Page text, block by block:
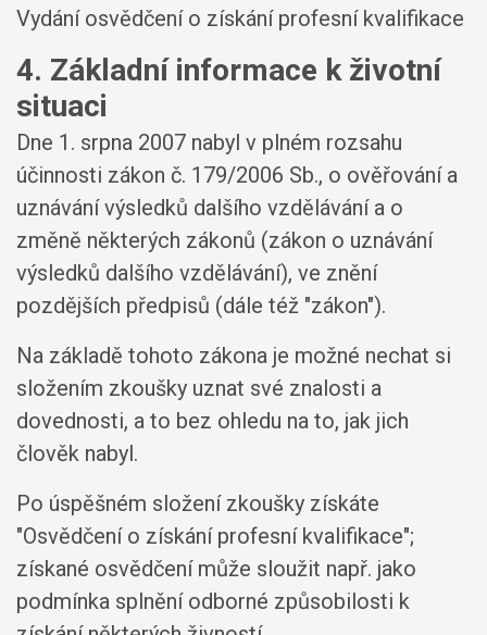
Vydání osvědčení o získání profesní kvalifikace
4. Základní informace k životní
situaci
Dne 1. srpna 2007 nabyl v plném rozsahu
účinnosti zákon č. 179/2006 Sb., o ověřování a
uznávání výsledků dalšího vzdělávání a o
změně některých zákonů (zákon o uznávání
výsledků dalšího vzdělávání), ve znění
pozdějších předpisů (dále též "zákon").
Na základě tohoto zákona je možné nechat si
složením zkoušky uznat své znalosti a
dovednosti, a to bez ohledu na to, jak jich
člověk nabyl.
Po úspěšném složení zkoušky získáte
"Osvědčení o získání profesní kvalifikace";
získané osvědčení může sloužit např. jako
podmínka splnění odborné způsobilosti k